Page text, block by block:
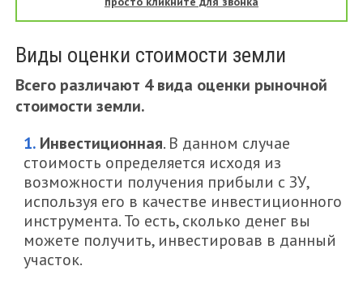
Виды оценки стоимости земли
Всего различают 4 вида оценки рыночной
стоимости земли.
Инвестиционная. В данном случае
стоимость определяется исходя из
возможности получения прибыли с ЗУ,
используя его в качестве инвестиционного
инструмента. То есть, сколько денег вы
можете получить, инвестировав в данный
участок.